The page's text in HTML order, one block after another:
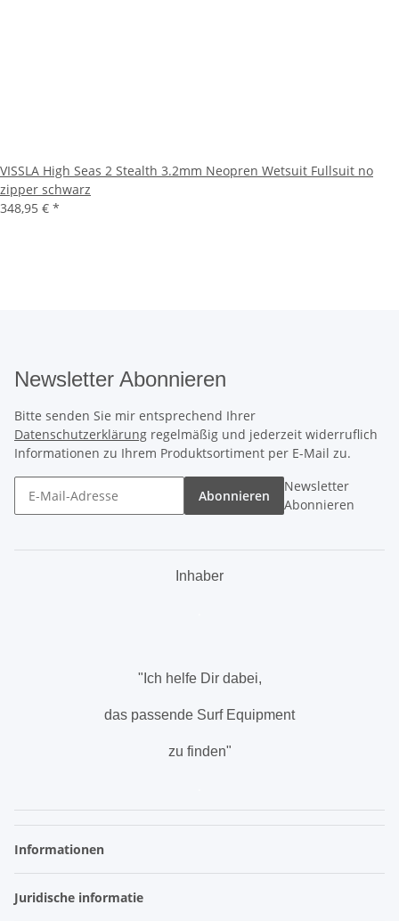
VISSLA High Seas 2 Stealth 3.2mm Neopren Wetsuit Fullsuit no
zipper schwarz
348,95 € *
Newsletter Abonnieren
Bitte senden Sie mir entsprechend Ihrer
Datenschutzerklärung regelmäßig und jederzeit widerruflich
Informationen zu Ihrem Produktsortiment per E-Mail zu.
Abonnieren
Newsletter
Abonnieren
Inhaber
"Ich helfe Dir dabei,
das passende Surf Equipment
zu finden"
Informationen
Juridische informatie